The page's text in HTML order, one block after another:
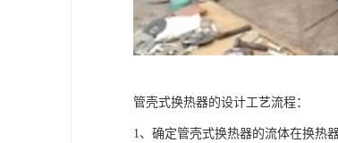
管壳式换热器的设计工艺流程：
1、确定管壳式换热器的流体在换热